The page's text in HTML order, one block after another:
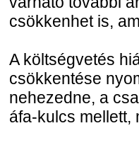
csökkenhet is,
A költségvetés
csökkentése
nehezedne, a
áfa-kulcs mellett,